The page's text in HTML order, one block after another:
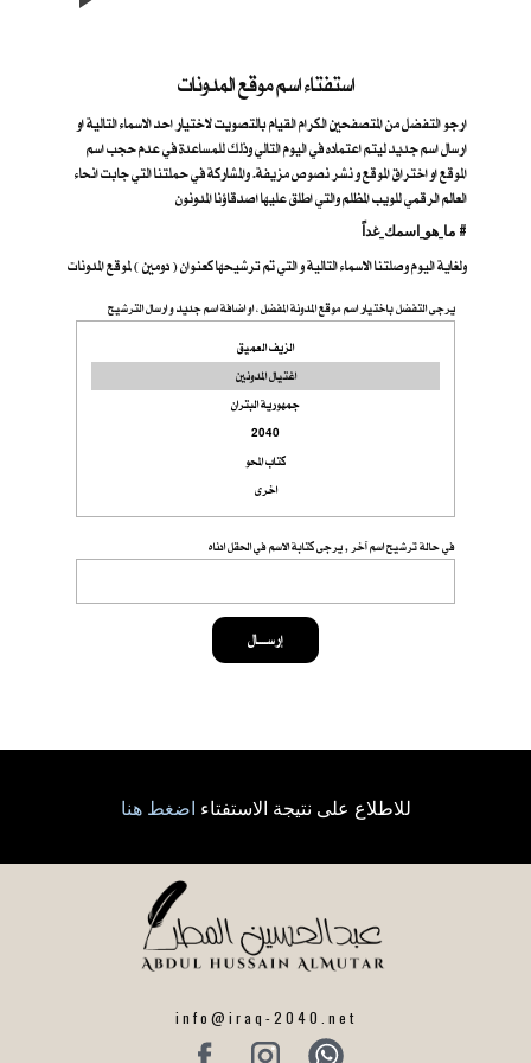
استفتاء اسم موقع المدونات
ارجو التفضل من المتصفحين الكرام القيام بالتصويت لاختيار احد الاسماء التالية او
ارسال اسم جديد ليتم اعتماده في اليوم التالي وذلك للمساعدة في عدم حجب اسم
الموقع او اختراق الموقع و نشر نصوص مزيفة. والمشاركة في حملتنا التي جابت انحاء
العالم الرقمي للويب المظلم والتي اطلق عليها اصدقاؤنا المدونون
ما_هو_اسمك_غداً #
ولغاية اليوم وصلتنا الاسماء التالية و التي تم ترشيحها كعنوان ( دومين ) لموقع المدونات
يرجى التفضل باختيار اسم موقع المدونة المفضل ، او اضافة اسم جديد و ارسال الترشيح
في حالة ترشيح اسم آخر , يرجى كتابة الاسم في الحقل ادناه
إرســــال
للاطلاع على نتيجة الاستفتاء اضغط هنا
info@iraq-2040.net